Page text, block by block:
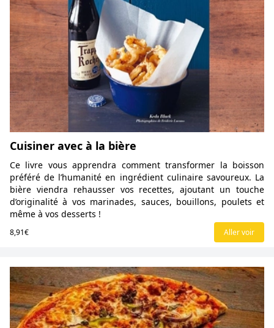
Cuisiner avec à la bière
Ce livre vous apprendra comment transformer la boisson
préféré de l’humanité en ingrédient culinaire savoureux. La
bière viendra rehausser vos recettes, ajoutant un touche
d’originalité à vos marinades, sauces, bouillons, poulets et
même à vos desserts !
8,91€ Aller voir